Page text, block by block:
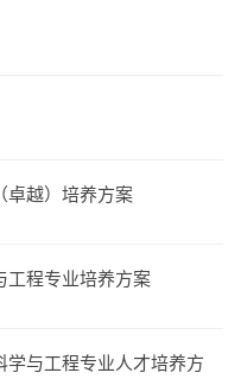
卓越）培养方案
工程专业培养方案
学与工程专业人才培养方